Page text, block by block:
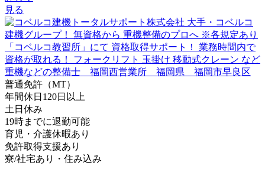
見る
普通免許（MT）
年間休日120日以上
土日休み
19時までに退勤可能
育児・介護休暇あり
免許取得支援あり
寮/社宅あり・住み込み